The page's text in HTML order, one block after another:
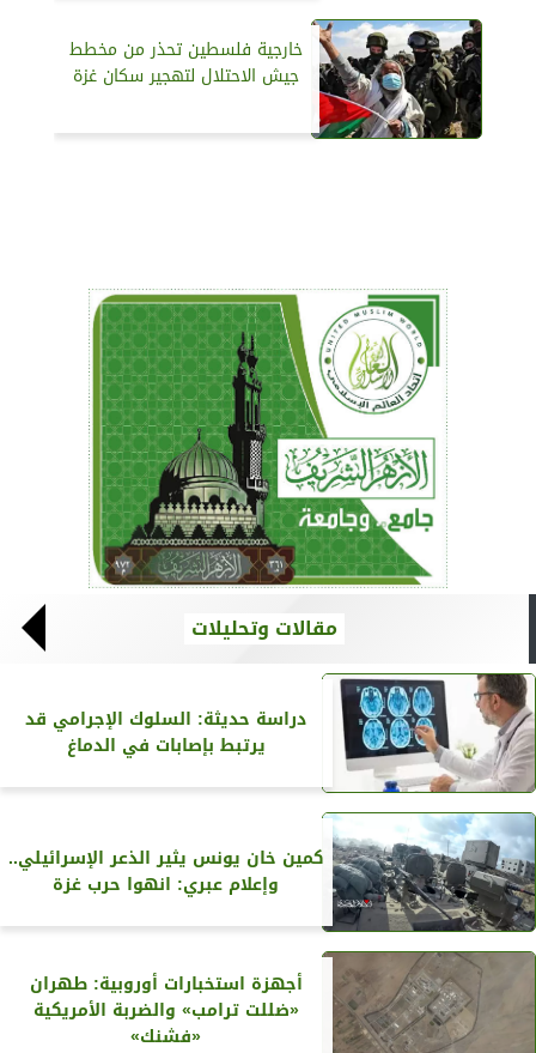
خارجية فلسطين تحذر من مخطط
جيش الاحتلال لتهجير سكان غزة
مقالات وتحليلات
دراسة حديثة: السلوك الإجرامي قد
يرتبط بإصابات في الدماغ
كمين خان يونس يثير الذعر الإسرائيلي..
وإعلام عبري: انهوا حرب غزة
أجهزة استخبارات أوروبية: طهران
«ضللت ترامب» والضربة الأمريكية
«فشنك»